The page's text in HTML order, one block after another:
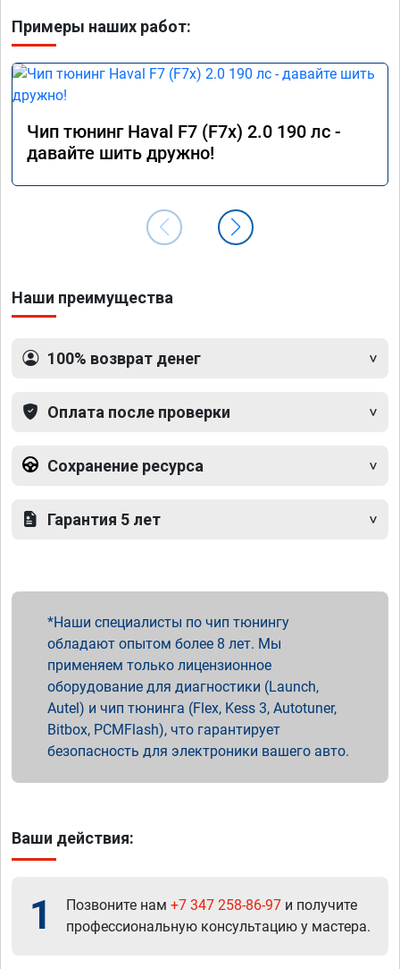
Примеры наших работ:
Чип тюнинг Haval F7 (F7x) 2.0 190 лс -
давайте шить дружно!
Наши преимущества
100% возврат денег
Оплата после проверки
Сохранение ресурса
Гарантия 5 лет
Наши специалисты по чип тюнингу
обладают опытом более 8 лет. Мы
применяем только лицензионное
оборудование для диагностики (Launch,
Autel) и чип тюнинга (Flex, Kess 3, Autotuner,
Bitbox, PCMFlash), что гарантирует
безопасность для электроники вашего авто.
Ваши действия:
1 Позвоните нам +7 347 258-86-97 и получите
профессиональную консультацию у мастера.